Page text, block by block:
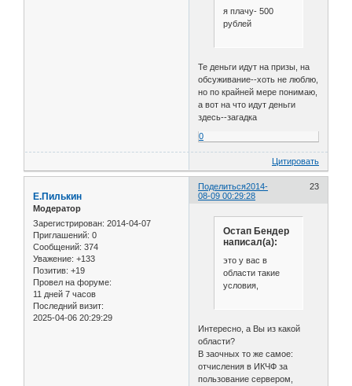
я плачу- 500
рублей
Те деньги идут на призы, на
обсуживание--хоть не люблю,
но по крайней мере понимаю,
а вот на что идут деньги
здесь--загадка
0
Цитировать
Поделиться 23
2014-
08-09 00:29:28
Е.Пилькин
Модератор
Зарегистрирован: 2014-04-07
Приглашений: 0
Сообщений: 374
Уважение: +133
Позитив: +19
Провел на форуме:
11 дней 7 часов
Последний визит:
2025-04-06 20:29:29
Остап Бендер
написал(а):
это у вас в
области такие
условия,
Интересно, а Вы из какой
области?
В заочных то же самое:
отчисления в ИКЧФ за
пользование сервером,